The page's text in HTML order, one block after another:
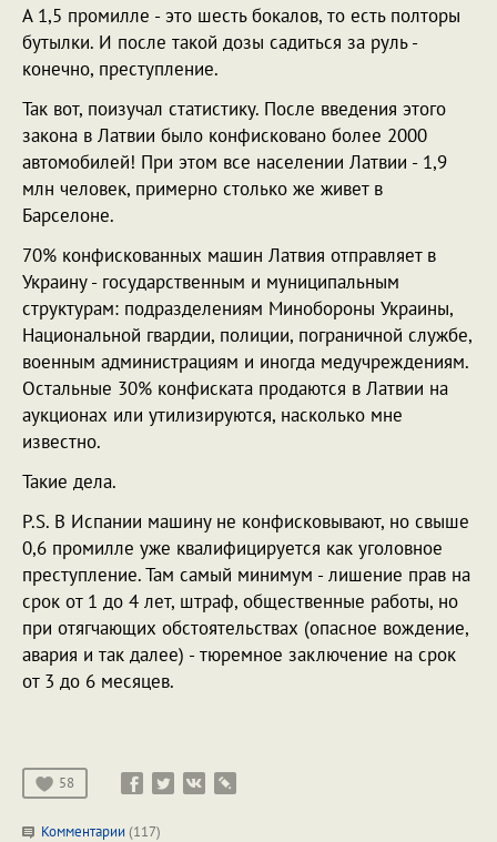
А 1,5 промилле - это шесть бокалов, то есть полторы
бутылки. И после такой дозы садиться за руль -
конечно, преступление.
Так вот, поизучал статистику. После введения этого
закона в Латвии было конфисковано более 2000
автомобилей! При этом все населении Латвии - 1,9
млн человек, примерно столько же живет в
Барселоне.
70% конфискованных машин Латвия отправляет в
Украину - государственным и муниципальным
структурам: подразделениям Минобороны Украины,
Национальной гвардии, полиции, пограничной службе,
военным администрациям и иногда медучреждениям.
Остальные 30% конфиската продаются в Латвии на
аукционах или утилизируются, насколько мне
известно.
Такие дела.
P.S. В Испании машину не конфисковывают, но свыше
0,6 промилле уже квалифицируется как уголовное
преступление. Там самый минимум - лишение прав на
срок от 1 до 4 лет, штраф, общественные работы, но
при отягчающих обстоятельствах (опасное вождение,
авария и так далее) - тюремное заключение на срок
от 3 до 6 месяцев.
58
Комментарии (117)